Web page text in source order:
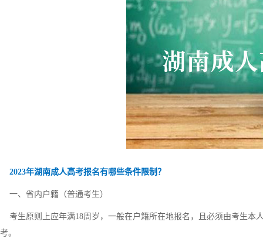
2023年湖南成人高考报名有哪些条件限制？
一、省内户籍（普通考生）
考生原则上应年满18周岁，一般在户籍所在地报名，且必须由考生本
考。